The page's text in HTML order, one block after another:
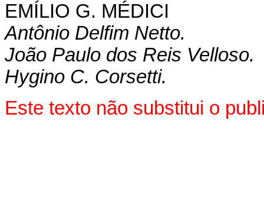
EMÍLIO G. MÉDICI
Antônio Delfim Netto.
João Paulo dos Reis Velloso.
Hygino C. Corsetti.
Este texto não substitui o